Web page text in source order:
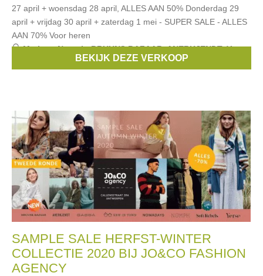
27 april + woensdag 28 april, ALLES AAN 50% Donderdag 29
april + vrijdag 30 april + zaterdag 1 mei - SUPER SALE - ALLES
AAN 70% Voor heren
Merken:Numph,BRUUNS BAZAAR,ANERKJENDT,Yerse,
BEKIJK DEZE VERKOOP
SAMPLE SALE HERFST-WINTER
COLLECTIE 2020 BIJ JO&CO FASHION
AGENCY